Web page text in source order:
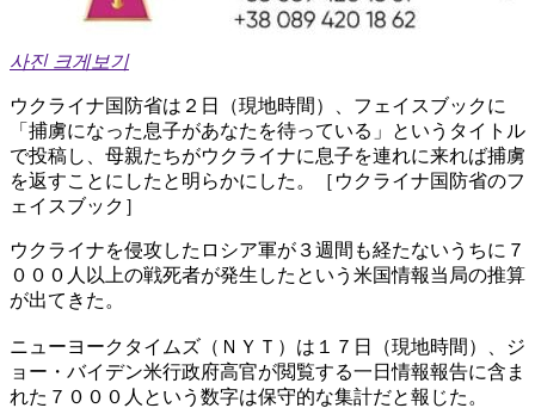
사진 크게보기
ウクライナ国防省は２日（現地時間）、フェイスブックに
「捕虜になった息子があなたを待っている」というタイトル
で投稿し、母親たちがウクライナに息子を連れに来れば捕虜
を返すことにしたと明らかにした。［ウクライナ国防省のフ
ェイスブック］
ウクライナを侵攻したロシア軍が３週間も経たないうちに７
０００人以上の戦死者が発生したという米国情報当局の推算
が出てきた。
ニューヨークタイムズ（ＮＹＴ）は１７日（現地時間）、ジ
ョー・バイデン米行政府高官が閲覧する一日情報報告に含ま
れた７０００人という数字は保守的な集計だと報じた。